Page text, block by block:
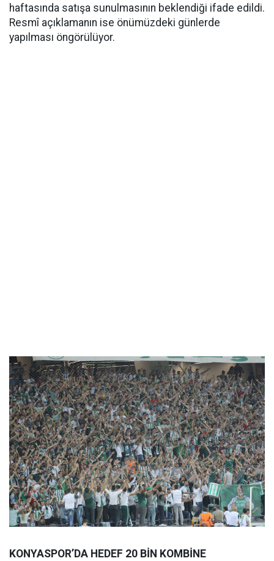
haftasında satışa sunulmasının beklendiği ifade edildi.
Resmî açıklamanın ise önümüzdeki günlerde
yapılması öngörülüyor.
KONYASPOR’DA HEDEF 20 BİN KOMBİNE